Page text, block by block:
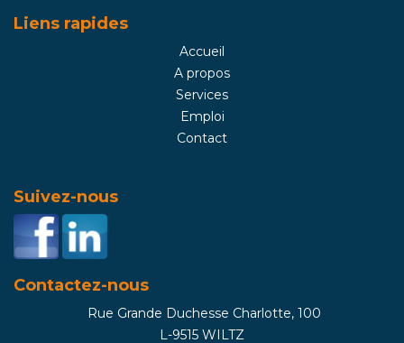
Liens rapides
Accueil
A propos
Services
Emploi
Contact
Suivez-nous
Contactez-nous
Rue Grande Duchesse Charlotte, 100
L-9515 WILTZ